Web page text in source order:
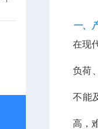
一、
在现
负荷
不能
高，